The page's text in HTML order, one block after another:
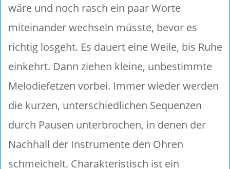
wäre und noch rasch ein paar Worte
miteinander wechseln müsste, bevor es
richtig losgeht. Es dauert eine Weile, bis Ruhe
einkehrt. Dann ziehen kleine, unbestimmte
Melodiefetzen vorbei. Immer wieder werden
die kurzen, unterschiedlichen Sequenzen
durch Pausen unterbrochen, in denen der
Nachhall der Instrumente den Ohren
schmeichelt. Charakteristisch ist ein